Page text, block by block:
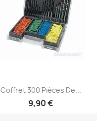
Coffret 300 Pièces De...
9,90 €